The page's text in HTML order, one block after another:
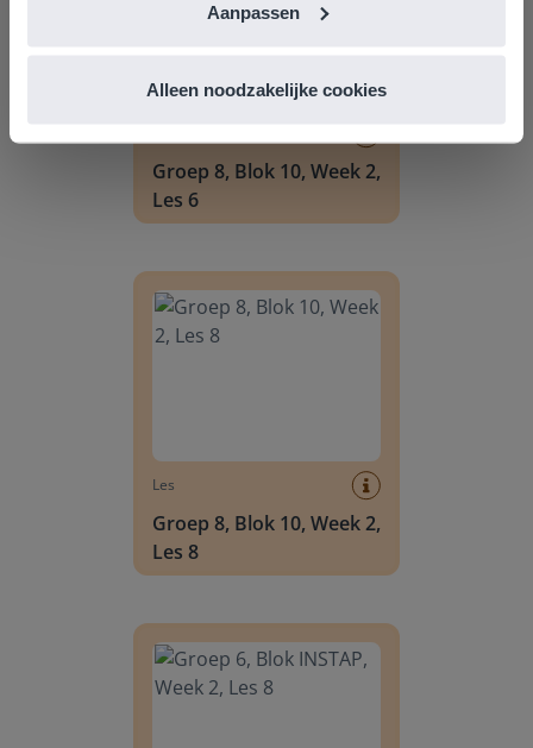
Aanpassen
Alleen noodzakelijke cookies
Groep 8, Blok 10, Week 2,
Les 6
Les
Groep 8, Blok 10, Week 2,
Les 8